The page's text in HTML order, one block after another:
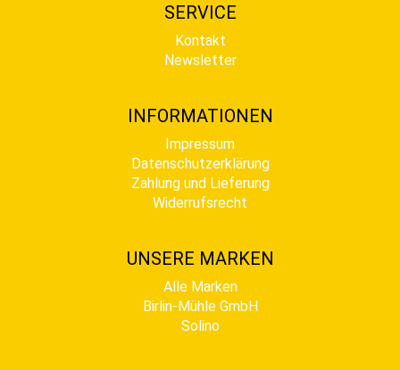
SERVICE
Kontakt
Newsletter
INFORMATIONEN
Impressum
Datenschutzerklärung
Zahlung und Lieferung
Widerrufsrecht
UNSERE MARKEN
Alle Marken
Birlin-Mühle GmbH
Solino